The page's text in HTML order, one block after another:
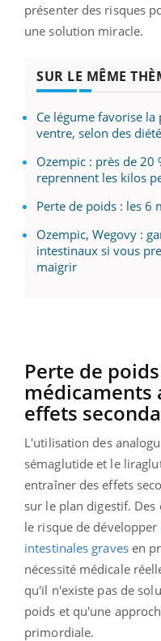
présenter des risques
une solution miracle.
SUR LE MÊME
Ce légume favorise
ventre, selon des
Ozempic : près de 20
reprennent les kilos
Perte de poids : les 6
Ozempic, Wegovy :
intestinaux si vous
maigrir
Perte de
médicaments
effets
L'utilisation des
sémaglutide et le
entraîner des effets
sur le plan digestif.
le risque de développer
intestinales gravesen
nécessité médicale
qu'il n'existe pas de
poids et qu'une
primordiale.